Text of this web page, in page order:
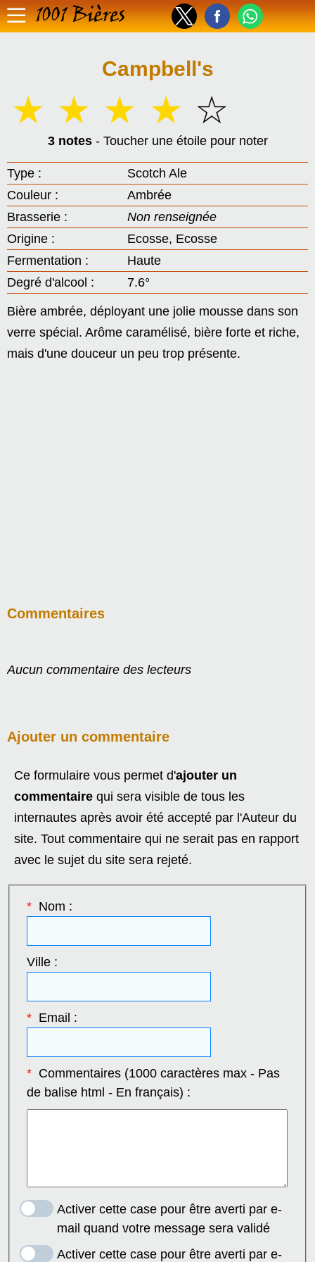
1001 Bières
Campbell's
☆
☆
☆
☆
☆
3 notes- Toucher une étoile pour noter
Type :
Scotch Ale
Couleur :
Ambrée
Brasserie :
Non renseignée
Origine :
Ecosse, Ecosse
Fermentation :
Haute
Degré d'alcool :
7.6°
Bière ambrée, déployant une jolie mousse dans son
verre spécial. Arôme caramélisé, bière forte et riche,
mais d'une douceur un peu trop présente.
Commentaires
Aucun commentaire des lecteurs
Ajouter un commentaire
Ce formulaire vous permet d'ajouter un
commentaire qui sera visible de tous les
internautes après avoir été accepté par l'Auteur du
site. Tout commentaire qui ne serait pas en rapport
avec le sujet du site sera rejeté.
*Nom :
Ville :
*Email :
*Commentaires (1000 caractères max - Pas
de balise html - En français) :
Activer cette case pour être averti par e-
mail quand votre message sera validé
Activer cette case pour être averti par e-